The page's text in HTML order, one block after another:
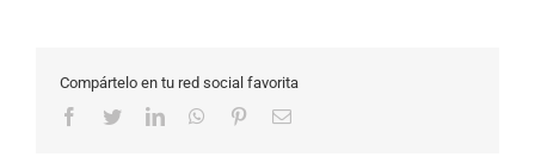
Compártelo en tu red social favorita
Facebook
TwitterLinkedInWhatsApp
PinterestCorreo